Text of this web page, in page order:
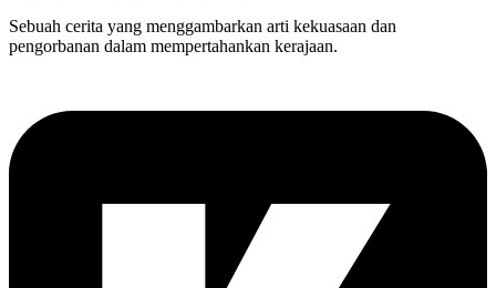
Sebuah cerita yang menggambarkan arti kekuasaan dan
pengorbanan dalam mempertahankan kerajaan.